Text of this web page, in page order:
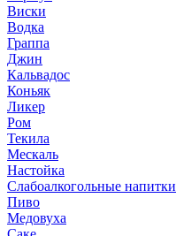
Виски
Водка
Граппа
Джин
Кальвадос
Коньяк
Ликер
Ром
Текила
Мескаль
Настойка
Слабоалкогольные напитки
Пиво
Медовуха